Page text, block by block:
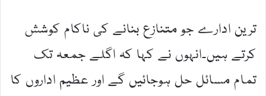
ترین ادارے جو متنازع بنانے کی ناکام کوشش
کرتے ہیں۔انہوں نے کہا کہ اگلے جمعہ تک
تمام مسائل حل ہوجائیں گے اور عظیم اداروں کا